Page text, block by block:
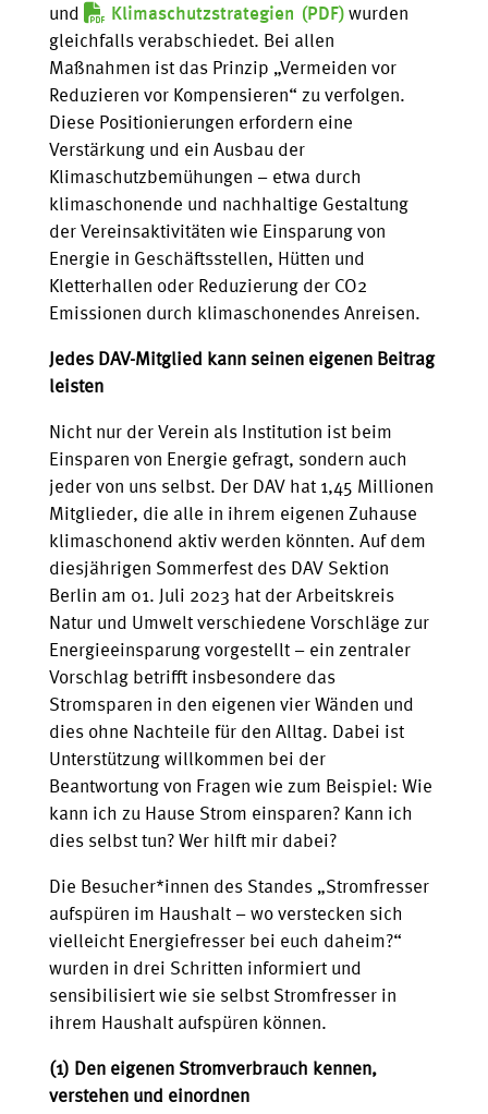
und
Klimaschutzstrategien
wurden
gleichfalls verabschiedet. Bei allen
Maßnahmen ist das Prinzip „Vermeiden vor
Reduzieren vor Kompensieren“ zu verfolgen.
Diese Positionierungen erfordern eine
Verstärkung und ein Ausbau der
Klimaschutzbemühungen – etwa durch
klimaschonende und nachhaltige Gestaltung
der Vereinsaktivitäten wie Einsparung von
Energie in Geschäftsstellen, Hütten und
Kletterhallen oder Reduzierung der CO2
Emissionen durch klimaschonendes Anreisen.
Jedes DAV-Mitglied kann seinen eigenen Beitrag
leisten
Nicht nur der Verein als Institution ist beim
Einsparen von Energie gefragt, sondern auch
jeder von uns selbst. Der DAV hat 1,45 Millionen
Mitglieder, die alle in ihrem eigenen Zuhause
klimaschonend aktiv werden könnten. Auf dem
diesjährigen Sommerfest des DAV Sektion
Berlin am 01. Juli 2023 hat der Arbeitskreis
Natur und Umwelt verschiedene Vorschläge zur
Energieeinsparung vorgestellt – ein zentraler
Vorschlag betrifft insbesondere das
Stromsparen in den eigenen vier Wänden und
dies ohne Nachteile für den Alltag. Dabei ist
Unterstützung willkommen bei der
Beantwortung von Fragen wie zum Beispiel: Wie
kann ich zu Hause Strom einsparen? Kann ich
dies selbst tun? Wer hilft mir dabei?
Die Besucher*innen des Standes „Stromfresser
aufspüren im Haushalt – wo verstecken sich
vielleicht Energiefresser bei euch daheim?“
wurden in drei Schritten informiert und
sensibilisiert wie sie selbst Stromfresser in
ihrem Haushalt aufspüren können.
(1) Den eigenen Stromverbrauch kennen,
verstehen und einordnen